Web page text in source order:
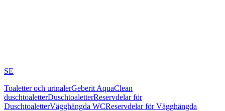
SE
Toaletter och urinalerGeberit AquaClean
duschtoaletterDuschtoaletterReservdelar för
DuschtoaletterVägghängda WCReservdelar för Vägghängda